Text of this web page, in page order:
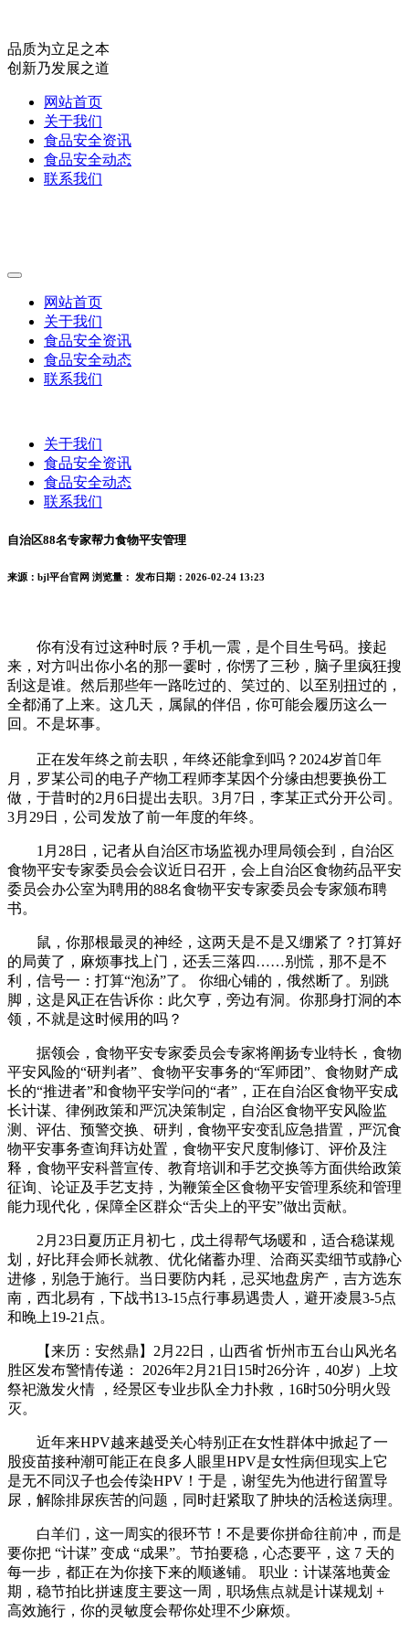
品质为立足之本
创新乃发展之道
网站首页
关于我们
食品安全资讯
食品安全动态
联系我们
网站首页
关于我们
食品安全资讯
食品安全动态
联系我们
关于我们
食品安全资讯
食品安全动态
联系我们
自治区88名专家帮力食物平安管理
来源：bjl平台官网 浏览量： 发布日期：2026-02-24 13:23
你有没有过这种时辰？手机一震，是个目生号码。接起
来，对方叫出你小名的那一霎时，你愣了三秒，脑子里疯狂搜
刮这是谁。然后那些年一路吃过的、笑过的、以至别扭过的，
全都涌了上来。这几天，属鼠的伴侣，你可能会履历这么一
回。不是坏事。
正在发年终之前去职，年终还能拿到吗？2024岁首年
月，罗某公司的电子产物工程师李某因个分缘由想要换份工
做，于昔时的2月6日提出去职。3月7日，李某正式分开公司。
3月29日，公司发放了前一年度的年终。
1月28日，记者从自治区市场监视办理局领会到，自治区
食物平安专家委员会会议近日召开，会上自治区食物药品平安
委员会办公室为聘用的88名食物平安专家委员会专家颁布聘
书。
鼠，你那根最灵的神经，这两天是不是又绷紧了？打算好
的局黄了，麻烦事找上门，还丢三落四……别慌，那不是不
利，信号一：打算“泡汤”了。 你细心铺的，俄然断了。别跳
脚，这是风正在告诉你：此欠亨，旁边有洞。你那身打洞的本
领，不就是这时候用的吗？
据领会，食物平安专家委员会专家将阐扬专业特长，食物
平安风险的“研判者”、食物平安事务的“军师团”、食物财产成
长的“推进者”和食物平安学问的“者”，正在自治区食物平安成
长计谋、律例政策和严沉决策制定，自治区食物平安风险监
测、评估、预警交换、研判，食物平安变乱应急措置，严沉食
物平安事务查询拜访处置，食物平安尺度制修订、评价及注
释，食物平安科普宣传、教育培训和手艺交换等方面供给政策
征询、论证及手艺支持，为鞭策全区食物平安管理系统和管理
能力现代化，保障全区群众“舌尖上的平安”做出贡献。
2月23日夏历正月初七，戊土得帮气场暖和，适合稳谋规
划，好比拜会师长就教、优化储蓄办理、洽商买卖细节或静心
进修，别急于施行。当日要防内耗，忌买地盘房产，吉方选东
南，西北易有，下战书13-15点行事易遇贵人，避开凌晨3-5点
和晚上19-21点。
【来历：安然鼎】2月22日，山西省 忻州市五台山风光名
胜区发布警情传递： 2026年2月21日15时26分许，40岁）上坟
祭祀激发火情 ，经景区专业步队全力扑救，16时50分明火毁
灭。
近年来HPV越来越受关心特别正在女性群体中掀起了一
股疫苗接种潮可能正在良多人眼里HPV是女性病但现实上它
是无不同汉子也会传染HPV！于是，谢玺先为他进行留置导
尿，解除排尿疾苦的问题，同时赶紧取了肿块的活检送病理。
白羊们，这一周实的很环节！不是要你拼命往前冲，而是
要你把 “计谋” 变成 “成果”。节拍要稳，心态要平，这 7 天的
每一步，都正在为你接下来的顺遂铺。 职业：计谋落地黄金
期，稳节拍比拼速度主要这一周，职场焦点就是计谋规划 +
高效施行，你的灵敏度会帮你处理不少麻烦。